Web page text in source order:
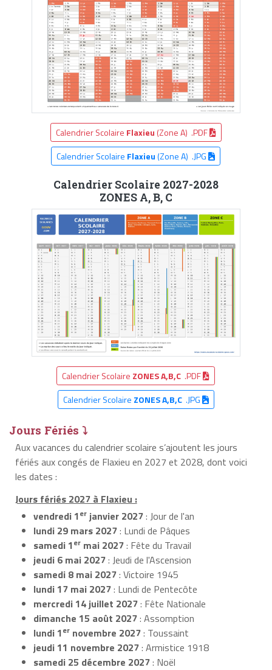
Calendrier Scolaire Flaxieu (Zone A) .PDF
Calendrier Scolaire Flaxieu(Zone A) .JPG
Calendrier Scolaire 2027-2028
ZONES A, B, C
Calendrier Scolaire ZONES A,B,C .PDF
Calendrier Scolaire ZONES A,B,C.JPG
Jours Fériés ⤵
Aux vacances du calendrier scolaire s’ajoutent les jours
fériés aux congés de Flaxieu en 2027 et 2028, dont voici
les dates :
Jours fériés 2027 à Flaxieu :
vendredi 1er janvier 2027: Jour de l'an
lundi 29 mars 2027: Lundi de Pâques
samedi 1er mai 2027: Fête du Travail
jeudi 6 mai 2027: Jeudi de l'Ascension
samedi 8 mai 2027: Victoire 1945
lundi 17 mai 2027: Lundi de Pentecôte
mercredi 14 juillet 2027: Fête Nationale
dimanche 15 août 2027: Assomption
lundi 1er novembre 2027: Toussaint
jeudi 11 novembre 2027: Armistice 1918
samedi 25 décembre 2027: Noël